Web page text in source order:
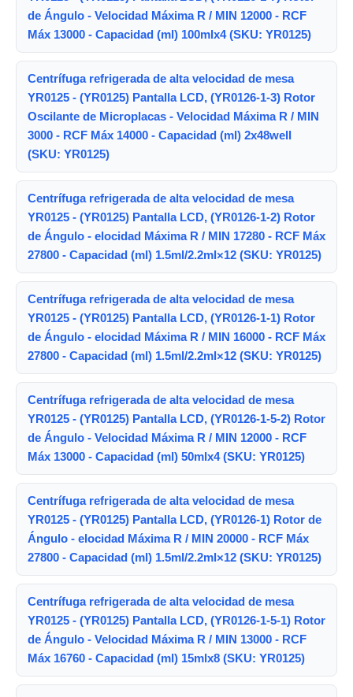
de Ángulo - Velocidad Máxima R / MIN 12000 - RCF
Máx 13000 - Capacidad (ml) 100mlx4 (SKU: YR0125)
Centrífuga refrigerada de alta velocidad de mesa
YR0125 - (YR0125) Pantalla LCD, (YR0126-1-3) Rotor
Oscilante de Microplacas - Velocidad Máxima R / MIN
3000 - RCF Máx 14000 - Capacidad (ml) 2x48well
(SKU: YR0125)
Centrífuga refrigerada de alta velocidad de mesa
YR0125 - (YR0125) Pantalla LCD, (YR0126-1-2) Rotor
de Ángulo - elocidad Máxima R / MIN 17280 - RCF Máx
27800 - Capacidad (ml) 1.5ml/2.2ml×12 (SKU: YR0125)
Centrífuga refrigerada de alta velocidad de mesa
YR0125 - (YR0125) Pantalla LCD, (YR0126-1-1) Rotor
de Ángulo - elocidad Máxima R / MIN 16000 - RCF Máx
27800 - Capacidad (ml) 1.5ml/2.2ml×12 (SKU: YR0125)
Centrífuga refrigerada de alta velocidad de mesa
YR0125 - (YR0125) Pantalla LCD, (YR0126-1-5-2) Rotor
de Ángulo - Velocidad Máxima R / MIN 12000 - RCF
Máx 13000 - Capacidad (ml) 50mlx4 (SKU: YR0125)
Centrífuga refrigerada de alta velocidad de mesa
YR0125 - (YR0125) Pantalla LCD, (YR0126-1) Rotor de
Ángulo - elocidad Máxima R / MIN 20000 - RCF Máx
27800 - Capacidad (ml) 1.5ml/2.2ml×12 (SKU: YR0125)
Centrífuga refrigerada de alta velocidad de mesa
YR0125 - (YR0125) Pantalla LCD, (YR0126-1-5-1) Rotor
de Ángulo - Velocidad Máxima R / MIN 13000 - RCF
Máx 16760 - Capacidad (ml) 15mlx8 (SKU: YR0125)